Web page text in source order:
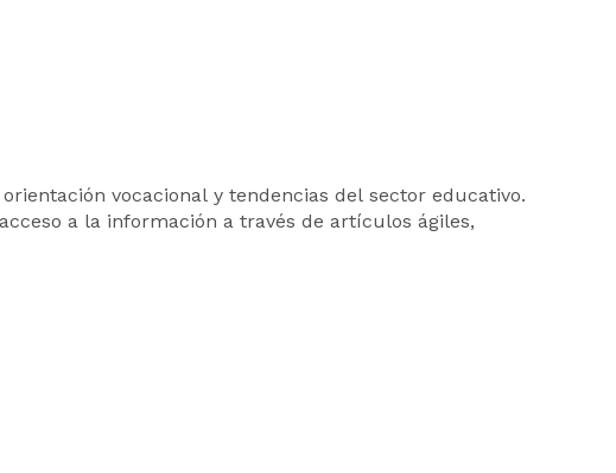
vocacional y tendencias del sector educativo.
a la información a través de artículos ágiles,